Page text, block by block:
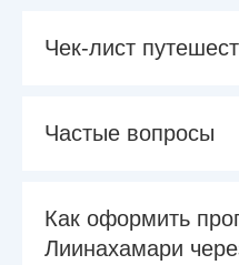
Чек-лист
Частые вопросы
Как оформить
Лиинахамари